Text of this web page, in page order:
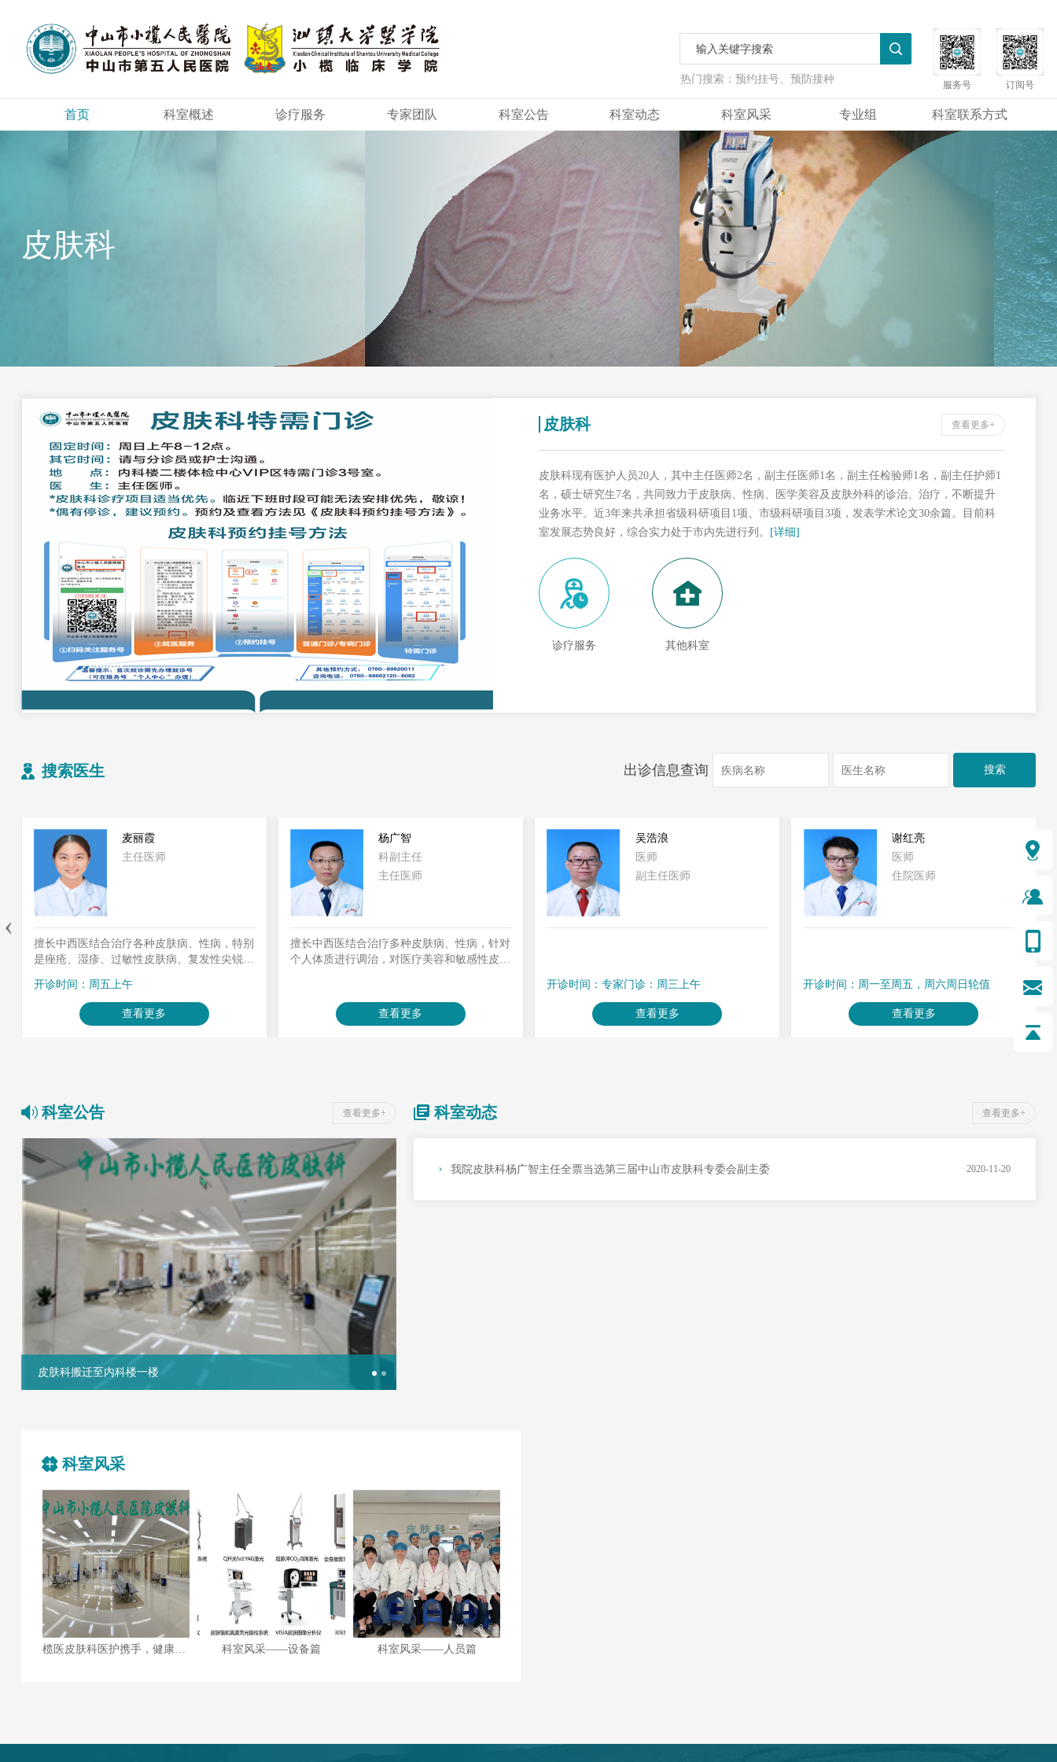
热门搜索：预约挂号、预防接种 服务号 订阅号
首页 科室概述 诊疗服务 专家团队 科室公告 科室动态 科室风采 专业组 科室联系方式
皮肤科
查看更多+
皮肤科
皮肤科现有医护人员20人，其中主任医师2名，副主任医师1名，副主任检验师1名，副主任护师1
名，硕士研究生7名，共同致力于皮肤病、性病、医学美容及皮肤外科的诊治、治疗，不断提升
业务水平。近3年来共承担省级科研项目1项、市级科研项目3项，发表学术论文30余篇。目前科
室发展态势良好，综合实力处于市内先进行列。 [详细]
诊疗服务 其他科室
搜索医生 出诊信息查询
杨广智
科副主任
擅长中西医结合治疗多种皮肤病、性病，针对
个人体质进行调治，对医疗美容和敏感性皮肤
查看更多
吴浩浪
医师
副主任医师
查看更多
谢红亮
医师
住院医师
开诊时间：周一至周五，周六周日轮值
查看更多
卢泳虹
医师
住院医师
开诊时间：周一至周五，周六周日轮值
查看更多
‹
查看更多+
科室公告
皮肤科专家门诊时间表
查看更多+
科室动态
2020-11-20
我院皮肤科杨广智主任全票当选第三届中山市皮肤科专委会副主委
科室风采
榄医皮肤科医护携手，健康与美丽同行 科室风采——设备篇 科室风采——人员篇